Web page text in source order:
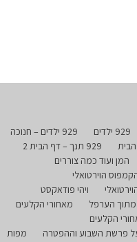
929 ילדים
929 ילדים – חנוכה
929 תנך – דף הבית 2
המן ועוד כמה צוררים
הוירטואלי
ויהי פודאקסט
הערפל
מאחורי הקלעים
הקלעים
פרשת השבוע וההפטרה
מפות